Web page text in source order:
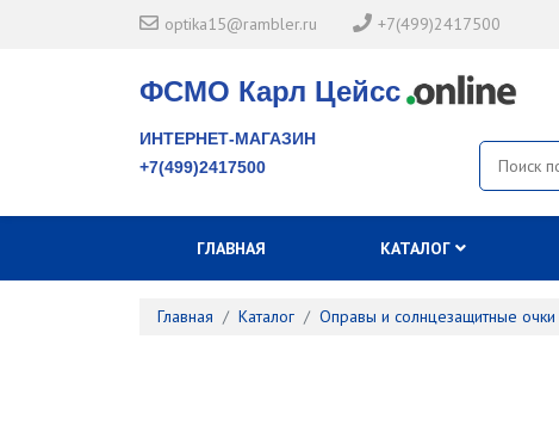
optika15@rambler.ru +7(499)2417500
ФСМО Карл Цейсс
ИНТЕРНЕТ-МАГАЗИН
+7(499)2417500
ГЛАВНАЯ КАТАЛОГ
Главная Каталог Оправы и солнцезащитные очки